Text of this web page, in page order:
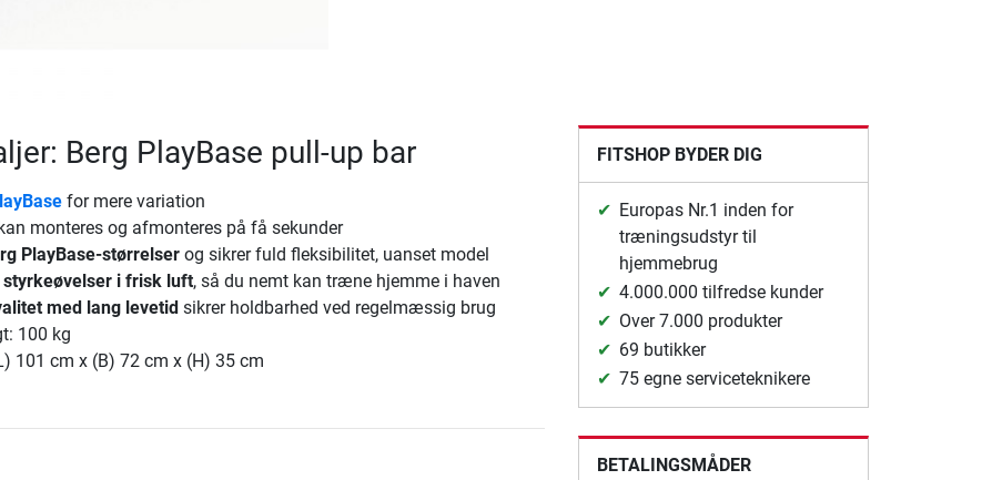
Berg PlayBase pull-up bar
for mere variation
monteres og afmonteres på få sekunder
PlayBase-størrelserog sikrer fuld fleksibilitet, uanset model
i frisk luft, så du nemt kan træne hjemme i haven
med lang levetidsikrer holdbarhed ved regelmæssig brug
100 kg
101 cm x (B) 72 cm x (H) 35 cm
FITSHOP BYDER DIG
Europas Nr.1 inden for
træningsudstyr til
hjemmebrug
4.000.000 tilfredse kunder
Over 7.000 produkter
69 butikker
75 egne serviceteknikere
BETALINGSMÅDER